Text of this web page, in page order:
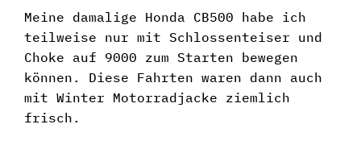
Meine damalige Honda CB500 habe ich
teilweise nur mit Schlossenteiser und
Choke auf 9000 zum Starten bewegen
können. Diese Fahrten waren dann auch
mit Winter Motorradjacke ziemlich
frisch.